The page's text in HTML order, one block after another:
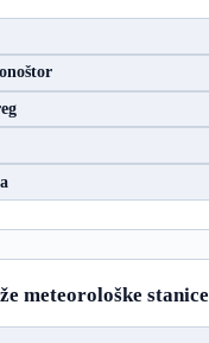
meteorološke stanice